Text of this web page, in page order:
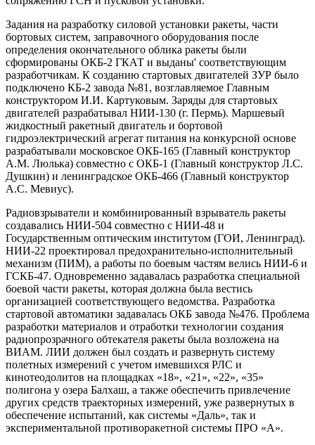
Задания на разработку силовой установки ракеты, части
бортовых систем, заправочного оборудования после
определения окончательного облика ракеты были
сформированы ОКБ-2 ГКАТ и выданы' соответствующим
разработчикам. К созданию стартовых двигателей ЗУР было
подключено КБ-2 завода №81, возглавляемое Главным
конструктором И.И. Картуковым. Заряды для стартовых
двигателей разрабатывал НИИ-130 (г. Пермь). Маршевый
жидкостный ракетный двигатель и бортовой
гидроэлектрический агрегат питания на конкурсной основе
разрабатывали московское ОКБ-165 (Главный конструктор
А.М. Люлька) совместно с ОКБ-1 (Главный конструктор Л.С.
Душкин) и ленинградское ОКБ-466 (Главный конструктор
А.С. Мевиус).
Радиовзрыватели и комбинированный взрыватель ракеты
создавались НИИ-504 совместно с НИИ-48 и
Государственным оптическим институтом (ГОИ, Ленинград).
НИИ-22 проектировал предохранительно-исполнительный
механизм (ПИМ), а работы по боевым частям велись НИИ-6 и
ГСКБ-47. Одновременно задавалась разработка специальной
боевой части ракеты, которая должна была вестись
организацией соответствующего ведомства. Разработка
стартовой автоматики задавалась ОКБ завода №476. Проблема
разработки материалов и отработки технологии создания
радиопрозрачного обтекателя ракеты была возложена на
ВИАМ. ЛИИ должен был создать и развернуть систему
полетных измерений с учетом имевшихся РЛС и
кинотеодолитов на площадках «18», «21», «22», «35»
полигона у озера Балхаш, а также обеспечить привлечение
других средств траекторных измерений, уже развернутых в
обеспечение испытаний, как системы «Даль», так и
экспериментальной противоракетной системы ПРО «А».